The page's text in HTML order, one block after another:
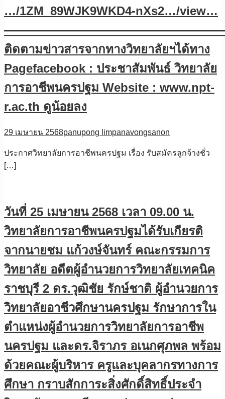
…/1ZM_89WJK9WKD4-nXs2…/view…
ติดตามข่าวสารจากทางวิทยาลัยฯได้ทาง
Pagefacebook : ประชาสัมพันธ์ วิทยาลัย
การอาชีพนครปฐม Website : www.npt-
r.ac.th ดูน้อยลง
29 เมษายน 2568panupong limpanavongsanon
ประกาศวิทยาลัยการอาชีพนครปฐม เรื่อง รับสมัครลูกจ้างชั่ว
[…]
วันที่ 25 เมษายน 2568 เวลา 09.00 น.
วิทยาลัยการอาชีพนครปฐมได้รับเกียรติ
จากนายชม แก้วงษ์จันทร์ คณะกรรมการ
วิทยาลัย อดีตผู้อำนวยการวิทยาลัยเทคนิค
ราชบุรี 2 ดร.วุฒิชัย รักษ์ชาติ ผู้อำนวยการ
วิทยาลัยอาชีวศึกษานครปฐม รักษาการใน
ตำแหน่งผู้อำนวยการวิทยาลัยการอาชีพ
นครปฐม และดร.จิราภร อเนกศุภพล พร้อม
ด้วยคณะผู้บริหาร ครูและบุคลากรทางการ
ศึกษา กราบสักการะสิ่งศักดิ์สิทธิ์ประจำ